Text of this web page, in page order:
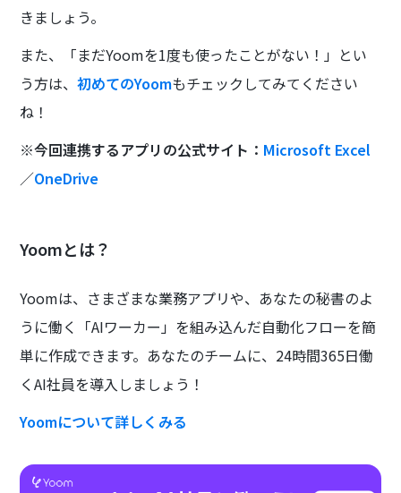
きましょう。
また、「まだYoomを1度も使ったことがない！」とい
う方は、初めてのYoomもチェックしてみてください
ね！
※今回連携するアプリの公式サイト： Microsoft Excel
／OneDrive
Yoomとは？
Yoomは、さまざまな業務アプリや、あなたの秘書のよ
うに働く「AIワーカー」を組み込んだ自動化フローを簡
単に作成できます。あなたのチームに、24時間365日働
くAI社員を導入しましょう！
Yoomについて詳しくみる